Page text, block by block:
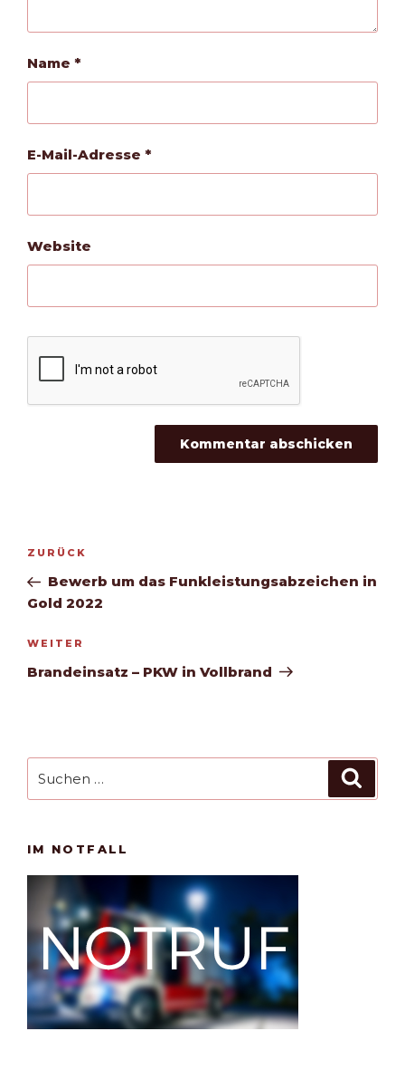
Name *
E-Mail-Adresse *
Website
Beitragsnavigation
Vorheriger
Beitrag
ZURÜCK
Bewerb um das Funkleistungsabzeichen in
Gold 2022
Nächster
Beitrag
WEITER
Brandeinsatz – PKW in Vollbrand
nach:
IM NOTFALL